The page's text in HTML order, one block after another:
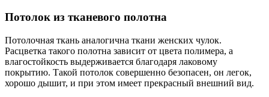
Потолок из тканевого полотна
Потолочная ткань аналогична ткани женских чулок.
Расцветка такого полотна зависит от цвета полимера, а
влагостойкость выдерживается благодаря лаковому
покрытию. Такой потолок совершенно безопасен, он легок,
хорошо дышит, и при этом имеет прекрасный внешний вид.